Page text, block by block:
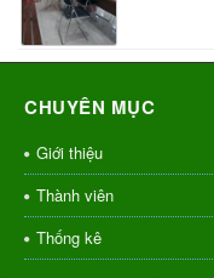
CHUYÊN MỤC
Giới thiệu
Thành viên
Thống kê